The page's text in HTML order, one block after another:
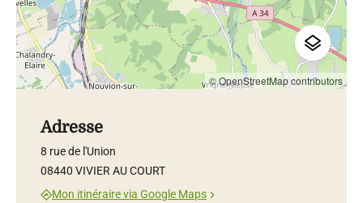
© OpenStreetMap contributors
Adresse
8 rue de l'Union
08440 VIVIER AU COURT
Mon itinéraire via Google Maps